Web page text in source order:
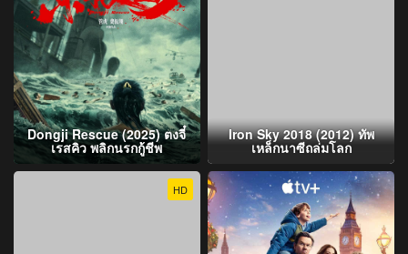
Dongji Rescue (2025) ตงจี๋
เรสคิว พลิกนรกกู้ชีพ
Iron Sky 2018 (2012) ทัพ
เหล็กนาซีถล่มโลก
HD